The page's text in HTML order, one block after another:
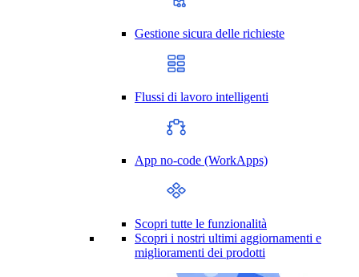
Gestione sicura delle richieste
Flussi di lavoro intelligenti
App no-code (WorkApps)
Scopri tutte le funzionalità
Scopri i nostri ultimi aggiornamenti e
miglioramenti dei prodotti